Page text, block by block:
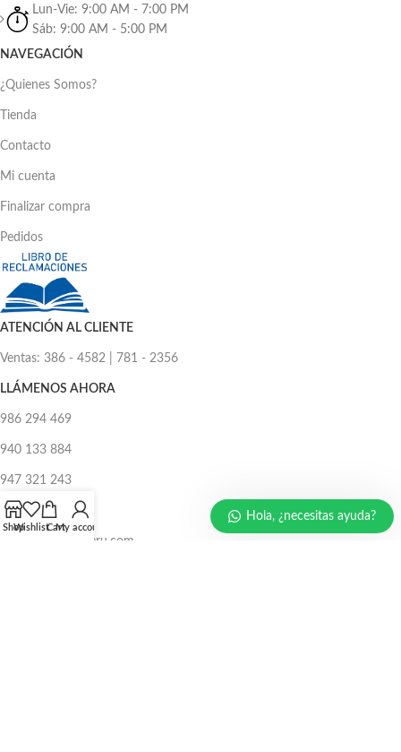
Lun-Vie: 9:00 AM - 7:00 PM
Sáb: 9:00 AM - 5:00 PM
NAVEGACIÓN
¿Quienes Somos?
Tienda
Contacto
Mi cuenta
Finalizar compra
Pedidos
ATENCIÓN AL CLIENTE
Ventas: 386 - 4582 | 781 - 2356
LLÁMENOS AHORA
986 294 469
940 133 884
947 321 243
EMAIL:
ventas@protecperu.com
ShopWishlistCartMy account
Hola, ¿necesitas ayuda?